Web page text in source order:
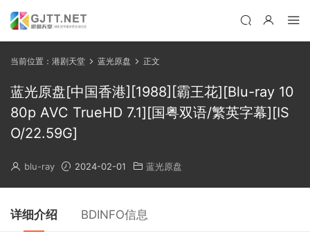
当前位置： 港剧天堂 蓝光原盘 正文
蓝光原盘[中国香港][1988][霸王花][Blu-ray 10
80p AVC TrueHD 7.1][国粤双语/繁英字幕][IS
O/22.59G]
blu-ray 2024-02-01 蓝光原盘
详细介绍 BDINFO信息